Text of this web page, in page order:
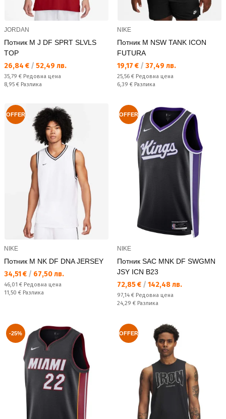
JORDAN
Потник M J DF SPRT SLVLS
TOP
Текуща цена:
26,84 € / 52,49 лв.
Редовна цена:
35,79 € Редовна цена
Спестявате:
8,95 € Разлика
NIKE
Потник M NSW TANK ICON
FUTURA
Текуща цена:
19,17 € / 37,49 лв.
Редовна цена:
25,56 € Редовна цена
Спестявате:
6,39 € Разлика
OFFER
NIKE
Потник M NK DF DNA JERSEY
Текуща цена:
34,51 € / 67,50 лв.
Редовна цена:
46,01 € Редовна цена
Спестявате:
11,50 € Разлика
OFFER
NIKE
Потник SAC MNK DF SWGMN
JSY ICN B23
Текуща цена:
72,85 € / 142,48 лв.
Редовна цена:
97,14 € Редовна цена
Спестявате:
24,29 € Разлика
-25% OFFER